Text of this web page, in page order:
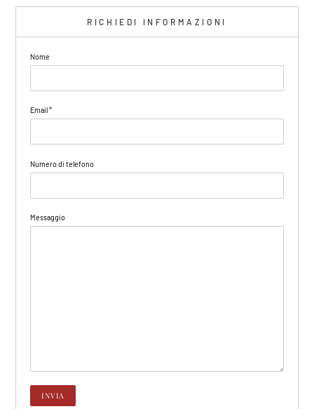
RICHIEDI INFORMAZIONI
Nome
Email*
Numero di telefono
Messaggio